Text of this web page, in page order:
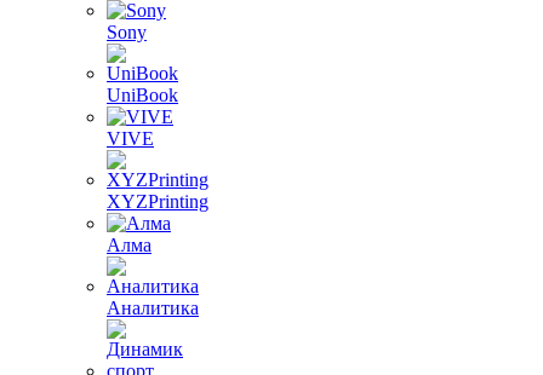
Sony
UniBook
VIVE
XYZPrinting
Алма
Аналитика